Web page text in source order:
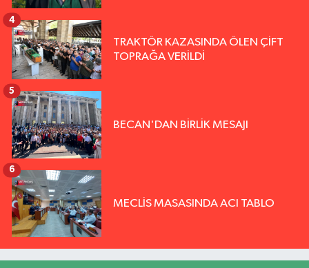
TRAKTÖR KAZASINDA ÖLEN ÇİFT
TOPRAĞA VERİLDİ
4
BECAN'DAN BİRLİK MESAJI
5
MECLİS MASASINDA ACI TABLO
6